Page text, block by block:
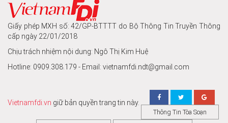
Giấy phép MXH số: 42/GP-BTTTT do Bộ Thông Tin Truyền Thông
cấp ngày 22/01/2018
Chịu trách nhiệm nội dung: Ngô Thị Kim Huệ
Hotline: 0909.308.179 - Email: vietnamfdi.ndt@gmail.com
Vietnamfdi.vn giữ bản quyền trang tin này.
Thông Tin Tòa Soạn